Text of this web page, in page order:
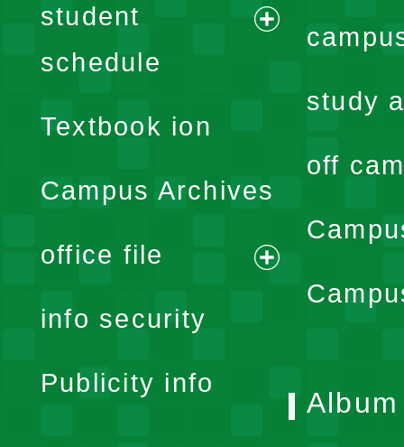
student
schedule
expand
menu
Textbook ion
Campus Archives
office file
expand
info security
Publicity info
study
off
Album